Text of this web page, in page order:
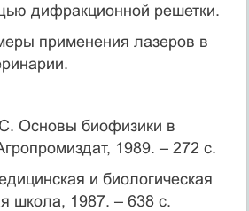
дифракционной решетки.
применения лазеров в
Основы биофизики в
1989. – 272 с.
и биологическая
школа, 1987. – 638 с.